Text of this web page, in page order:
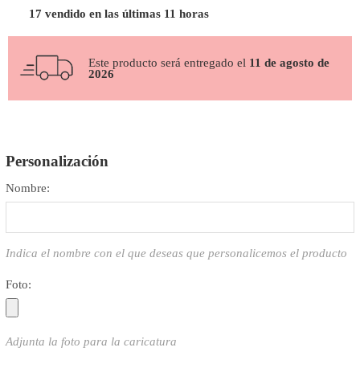
17 vendido en las últimas 11 horas
Este producto será entregado el 11 de agosto de
2026
Personalización
Nombre:
Indica el nombre con el que deseas que personalicemos el producto
Foto:
Adjunta la foto para la caricatura